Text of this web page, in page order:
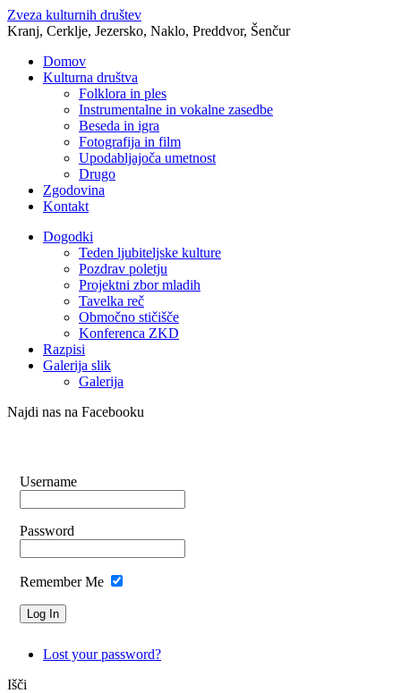
Zveza kulturnih društev
Kranj, Cerklje, Jezersko, Naklo, Preddvor, Šenčur
Domov
Kulturna društva
Folklora in ples
Instrumentalne in vokalne zasedbe
Beseda in igra
Fotografija in film
Upodabljajoča umetnost
Drugo
Zgodovina
Kontakt
Dogodki
Teden ljubiteljske kulture
Pozdrav poletju
Projektni zbor mladih
Tavelka reč
Območno stičišče
Konferenca ZKD
Razpisi
Galerija slik
Galerija
Najdi nas na Facebooku
Username
Password
Remember Me
Lost your password?
Išči